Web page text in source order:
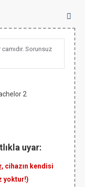
Sorunsuz
2
uyar:
, cihazın kendisi
yoktur!)